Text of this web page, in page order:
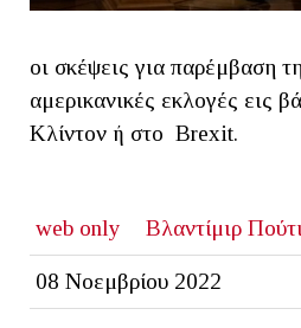
οι σκέψεις για παρέμβαση
αμερικανικές εκλογές εις
Κλίντον ή στο Brexit.
web only
Βλαντίμιρ
08 Νοεμβρίου 2022